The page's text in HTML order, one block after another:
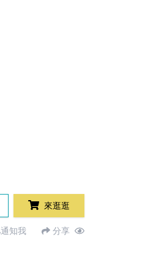
來逛逛
通知我 分享